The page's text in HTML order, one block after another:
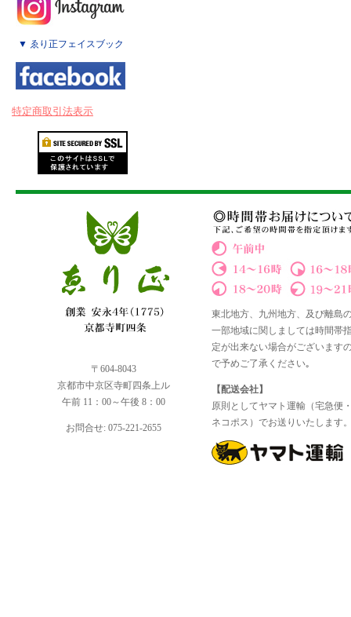
▼ ゑり正フェイスブック
特定商取引法表示
〒604-8043
京都市中京区寺町四条上ル
午前 11：00～午後 8：00
お問合せ: 075-221-2655
東北地方、九州地方、及び離島
一部地域に関しましては時間帯
定が出来ない場合がございます
で予めご了承ください｡
【配送会社】
原則としてヤマト運輸（宅急便
ネコポス）でお送りいたします